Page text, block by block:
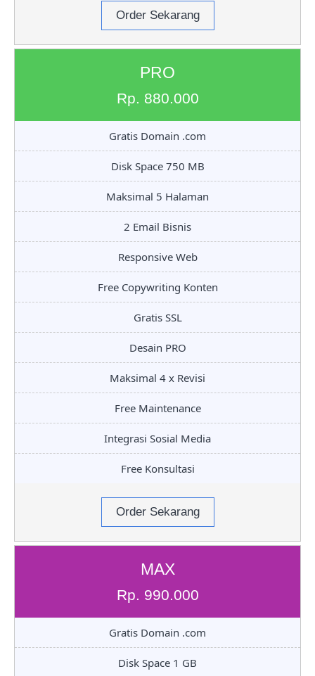
Order Sekarang
PRO
Rp. 880.000
Gratis Domain .com
Disk Space 750 MB
Maksimal 5 Halaman
2 Email Bisnis
Responsive Web
Free Copywriting Konten
Gratis SSL
Desain PRO
Maksimal 4 x Revisi
Free Maintenance
Integrasi Sosial Media
Free Konsultasi
Order Sekarang
MAX
Rp. 990.000
Gratis Domain .com
Disk Space 1 GB